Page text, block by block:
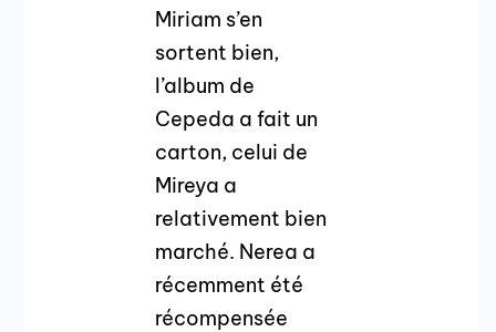
Miriam s’en
sortent bien,
l’album de
Cepeda a fait un
carton, celui de
Mireya a
relativement bien
marché. Nerea a
récemment été
récompensée